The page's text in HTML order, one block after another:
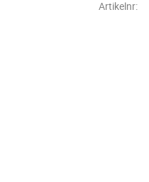
Artikelnr